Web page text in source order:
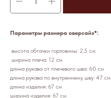
Параметры размера оверсайз*:
высота обтачки горловины: 2,5 см
ширина плеча: 12 см
длина рукава от плечевого шва: 60 см
длина рукава по внутреннему шву: 47 см
длина изделия: 67 см
ширина изделия: 67 см